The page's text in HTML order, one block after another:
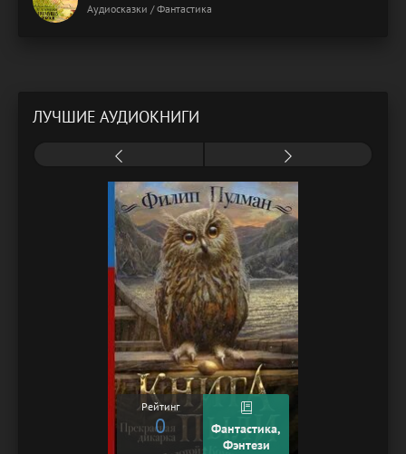
Аудиосказки / Фантастика
ЛУЧШИЕ АУДИОКНИГИ
Рейтинг
0
Фантастика,
Фэнтези